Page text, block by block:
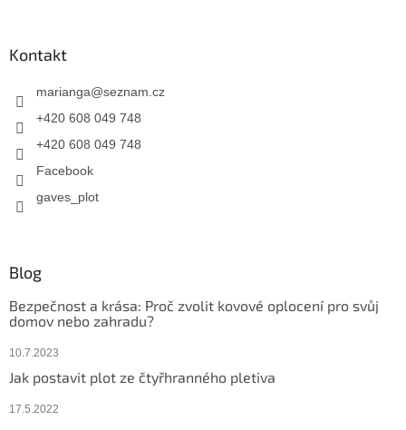
Kontakt
marianga@seznam.cz
+420 608 049 748
+420 608 049 748
Facebook
gaves_plot
Blog
Bezpečnost a krása: Proč zvolit kovové oplocení pro svůj
domov nebo zahradu?
10.7.2023
Jak postavit plot ze čtyřhranného pletiva
17.5.2022